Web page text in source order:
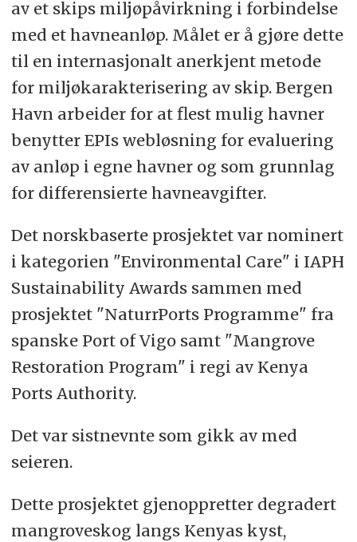
av et skips miljøpåvirkning i forbindelse
med et havneanløp. Målet er å gjøre dette
til en internasjonalt anerkjent metode
for miljøkarakterisering av skip. Bergen
Havn arbeider for at flest mulig havner
benytter EPIs webløsning for evaluering
av anløp i egne havner og som grunnlag
for differensierte havneavgifter.
Det norskbaserte prosjektet var nominert
i kategorien "Environmental Care" i IAPH
Sustainability Awards sammen med
prosjektet "NaturrPorts Programme" fra
spanske Port of Vigo samt "Mangrove
Restoration Program" i regi av Kenya
Ports Authority.
Det var sistnevnte som gikk av med
seieren.
Dette prosjektet gjenoppretter degradert
mangroveskog langs Kenyas kyst,